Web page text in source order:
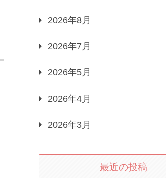
2026年8月
2026年7月
2026年5月
2026年4月
2026年3月
最近の投稿